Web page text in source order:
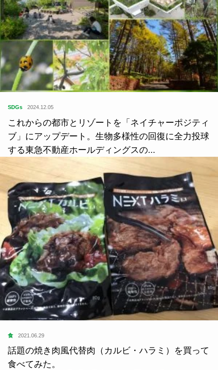
SDGs 2024.12.05
これからの都市とリゾートを「ネイチャーポジティ
ブ」にアップデート。生物多様性の回復に全力投球
する東急不動産ホールディングスの...
食 2021.06.29
話題の焼き肉風代替肉（カルビ・ハラミ）を買って
食べてみた。